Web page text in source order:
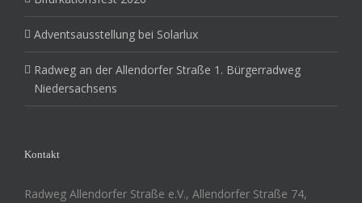
Adventsausstellung bei Solarlux
Radweg an der Allendorfer Straße 1. Bürgerradweg
Niedersachsens
Kontakt
Radweg Allendorfer Straße e.V., Allendorfer Straße 74,